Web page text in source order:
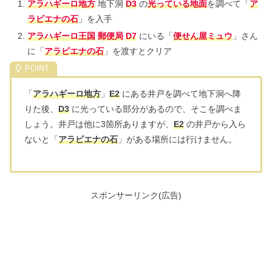
アラハギーロ地方地下洞 D3の光っている地面を調べて「ア
ラビエナの石」を入手
アラハギーロ王国 郵便局 D7にいる「便せん屋ミュウ」さん
に「アラビエナの石」を渡すとクリア
「アラハギーロ地方 」 E2 にある井戸を調べて地下洞へ降
りた後、 D3 に光っている部分があるので、そこを調べま
しょう。井戸は他に3箇所ありますが、 E2 の井戸から入ら
ないと「アラビエナの石 」がある場所には行けません。
スポンサーリンク(広告)